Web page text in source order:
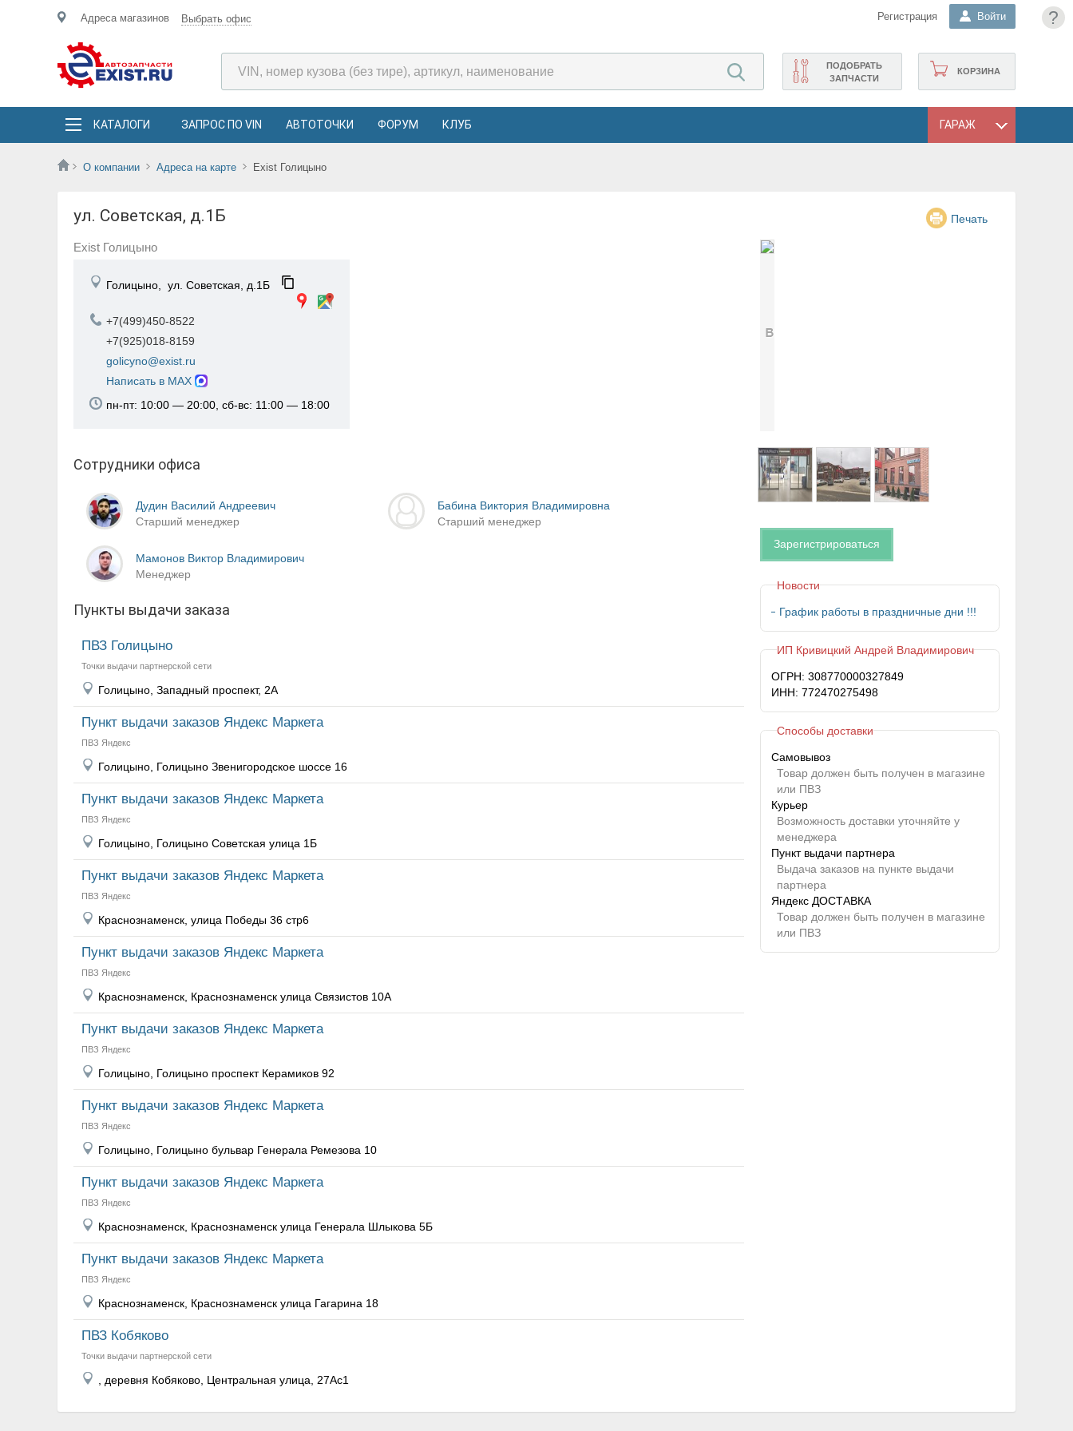
?
Адреса магазинов Выбрать офис Регистрация Войти
КОРЗИНА
ПОДОБРАТЬ
ЗАПЧАСТИ
КАТАЛОГИ ЗАПРОС ПО VIN АВТОТОЧКИ ФОРУМ КЛУБ ГАРАЖ
О компании Адреса на карте Exist Голицыно
ул. Советская, д.1Б Печать
Exist Голицыно
Голицыно, ул. Советская, д.1Б
+7(499)450-8522
+7(925)018-8159
golicyno@exist.ru
Написать в MAX
пн-пт: 10:00 — 20:00, сб-вс: 11:00 — 18:00
Сотрудники офиса
Дудин Василий Андреевич
Старший менеджер
Бабина Виктория Владимировна
Старший менеджер
Мамонов Виктор Владимирович
Менеджер
Пункты выдачи заказа
ПВЗ Голицыно
Точки выдачи партнерской сети
Голицыно, Западный проспект, 2А
Пункт выдачи заказов Яндекс Маркета
ПВЗ Яндекс
Голицыно, Голицыно Звенигородское шоссе 16
Пункт выдачи заказов Яндекс Маркета
ПВЗ Яндекс
Голицыно, Голицыно Советская улица 1Б
Пункт выдачи заказов Яндекс Маркета
ПВЗ Яндекс
Краснознаменск, улица Победы 36 стр6
Пункт выдачи заказов Яндекс Маркета
ПВЗ Яндекс
Краснознаменск, Краснознаменск улица Связистов 10А
Пункт выдачи заказов Яндекс Маркета
ПВЗ Яндекс
Голицыно, Голицыно проспект Керамиков 92
Пункт выдачи заказов Яндекс Маркета
ПВЗ Яндекс
Голицыно, Голицыно бульвар Генерала Ремезова 10
Пункт выдачи заказов Яндекс Маркета
ПВЗ Яндекс
Краснознаменск, Краснознаменск улица Генерала Шлыкова 5Б
Пункт выдачи заказов Яндекс Маркета
ПВЗ Яндекс
Краснознаменск, Краснознаменск улица Гагарина 18
ПВЗ Кобяково
Точки выдачи партнерской сети
, деревня Кобяково, Центральная улица, 27Ас1
Зарегистрироваться
Новости
График работы в праздничные дни !!!
ИП Кривицкий Андрей Владимирович
ОГРН: 308770000327849
ИНН: 772470275498
Способы доставки
Самовывоз
Товар должен быть получен в магазине
или ПВЗ
Курьер
Возможность доставки уточняйте у
менеджера
Пункт выдачи партнера
Выдача заказов на пункте выдачи
партнера
Яндекс ДОСТАВКА
Товар должен быть получен в магазине
или ПВЗ